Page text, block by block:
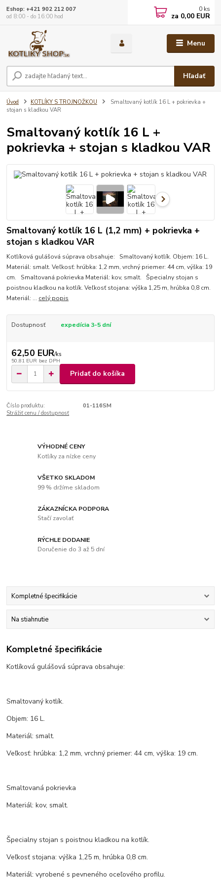
Menu
Hľadať
Eshop: +421 902 212 007
od 8:00 - do 16:00 hod
0 ks
za 0,00 EUR
Úvod KOTLÍKY S TROJNOŽKOU
Smaltovaný kotlík 16 L + pokrievka +
stojan s kladkou VAR
Smaltovaný kotlík 16 L +
pokrievka + stojan s kladkou VAR
Smaltovaný kotlík 16 L (1,2 mm) + pokrievka +
stojan s kladkou VAR
Kotlíková gulášová súprava obsahuje: Smaltovaný kotlík. Objem: 16 L.
Materiál: smalt. Veľkosť: hrúbka: 1,2 mm, vrchný priemer: 44 cm, výška: 19
cm. Smaltovaná pokrievka Materiál: kov, smalt. Špecialny stojan s
poistnou kladkou na kotlík. Veľkosť stojana: výška 1,25 m, hrúbka 0,8 cm.
Materiál: ... celý popis
Dostupnosť expedícia 3-5 dní
62,50 EUR/ks
50,81 EUR bez DPH
Pridať do košíka
Číslo produktu:
01-116SM
Strážiť cenu / dostupnosť
VÝHODNÉ CENY
Kotlíky za nízke ceny
VŠETKO SKLADOM
99 % držíme skladom
ZÁKAZNÍCKA PODPORA
Stačí zavolať
RÝCHLE DODANIE
Doručenie do 3 až 5 dní
Kompletné špecifikácie
Na stiahnutie
Kompletné špecifikácie
Kotlíková gulášová súprava obsahuje:
Smaltovaný kotlík.
Objem: 16 L.
Materiál: smalt.
Veľkosť: hrúbka: 1,2 mm, vrchný priemer: 44 cm, výška: 19 cm.
Smaltovaná pokrievka
Materiál: kov, smalt.
Špecialny stojan s poistnou kladkou na kotlík.
Veľkosť stojana: výška 1,25 m, hrúbka 0,8 cm.
Materiál: vyrobené s pevneného oceľového profilu.